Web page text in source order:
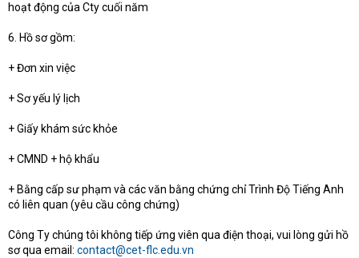
hoạt động của Cty cuối năm
6. Hồ sơ gồm:
+ Đơn xin việc
+ Sơ yếu lý lịch
+ Giấy khám sức khỏe
+ CMND + hộ khẩu
+ Bằng cấp sư phạm và các văn bằng chứng chỉ Trình Độ Tiếng Anh
có liên quan (yêu cầu công chứng)
Công Ty chúng tôi không tiếp ứng viên qua điện thoại, vui lòng gửi hồ
sơ qua email: contact@cet-flc.edu.vn